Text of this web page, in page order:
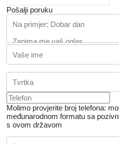
Pošalji poruku
Molimo provjerite broj telefona:
međunarodnom formatu sa
s ovom državom